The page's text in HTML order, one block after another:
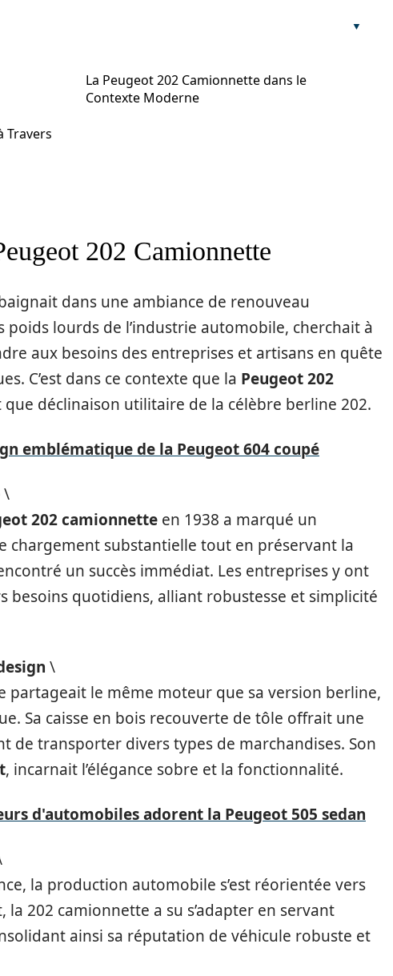
Travers
La Peugeot 202 Camionnette dans le
Contexte Moderne
202 Camionnette
dans une ambiance de renouveau
poids lourds de l’industrie automobile, cherchait à
aux besoins des entreprises et artisans en quête
C’est dans ce contexte que la Peugeot 202
que déclinaison utilitaire de la célèbre berline 202.
emblématique de la Peugeot 604 coupé
\
202 camionnette en 1938 a marqué un
chargement substantielle tout en préservant la
un succès immédiat. Les entreprises y ont
besoins quotidiens, alliant robustesse et simplicité
\
partageait le même moteur que sa version berline,
Sa caisse en bois recouverte de tôle offrait une
de transporter divers types de marchandises. Son
, incarnait l’élégance sobre et la fonctionnalité.
d'automobiles adorent la Peugeot 505 sedan
la production automobile s’est réorientée vers
202 camionnette a su s’adapter en servant
ainsi sa réputation de véhicule robuste et